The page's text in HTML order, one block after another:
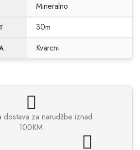
Mineralno
30m
Kvarcni
dostava za narudžbe iznad
100KM